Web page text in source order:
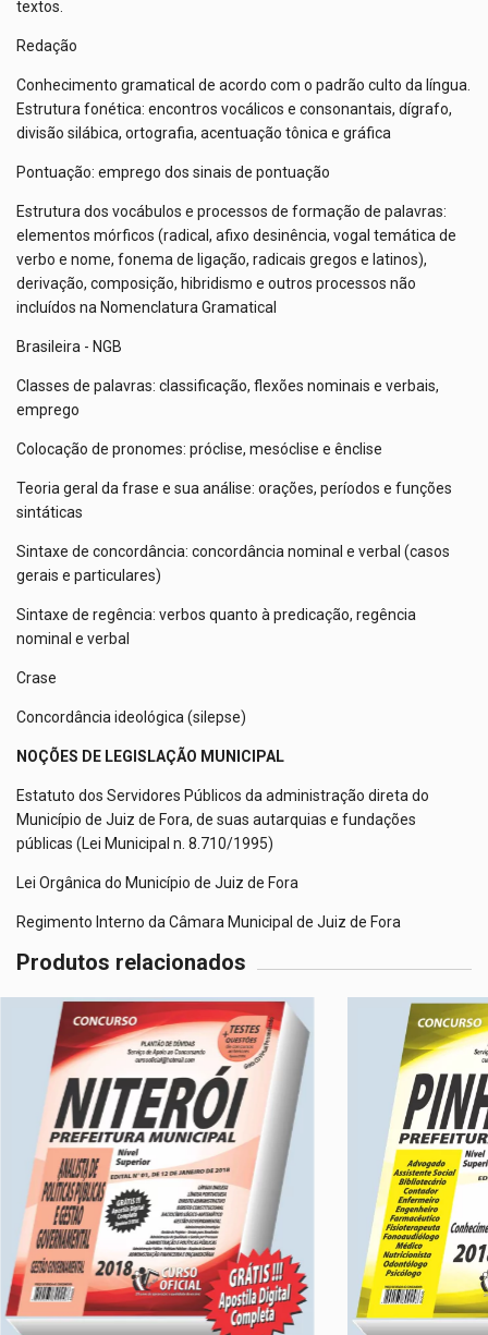
textos.
Redação
Conhecimento gramatical de acordo com o padrão culto da língua.
Estrutura fonética: encontros vocálicos e consonantais, dígrafo,
divisão silábica, ortografia, acentuação tônica e gráfica
Pontuação: emprego dos sinais de pontuação
Estrutura dos vocábulos e processos de formação de palavras:
elementos mórficos (radical, afixo desinência, vogal temática de
verbo e nome, fonema de ligação, radicais gregos e latinos),
derivação, composição, hibridismo e outros processos não
incluídos na Nomenclatura Gramatical
Brasileira - NGB
Classes de palavras: classificação, flexões nominais e verbais,
emprego
Colocação de pronomes: próclise, mesóclise e ênclise
Teoria geral da frase e sua análise: orações, períodos e funções
sintáticas
Sintaxe de concordância: concordância nominal e verbal (casos
gerais e particulares)
Sintaxe de regência: verbos quanto à predicação, regência
nominal e verbal
Crase
Concordância ideológica (silepse)
NOÇÕES DE LEGISLAÇÃO MUNICIPAL
Estatuto dos Servidores Públicos da administração direta do
Município de Juiz de Fora, de suas autarquias e fundações
públicas (Lei Municipal n. 8.710/1995)
Lei Orgânica do Município de Juiz de Fora
Regimento Interno da Câmara Municipal de Juiz de Fora
Produtos relacionados